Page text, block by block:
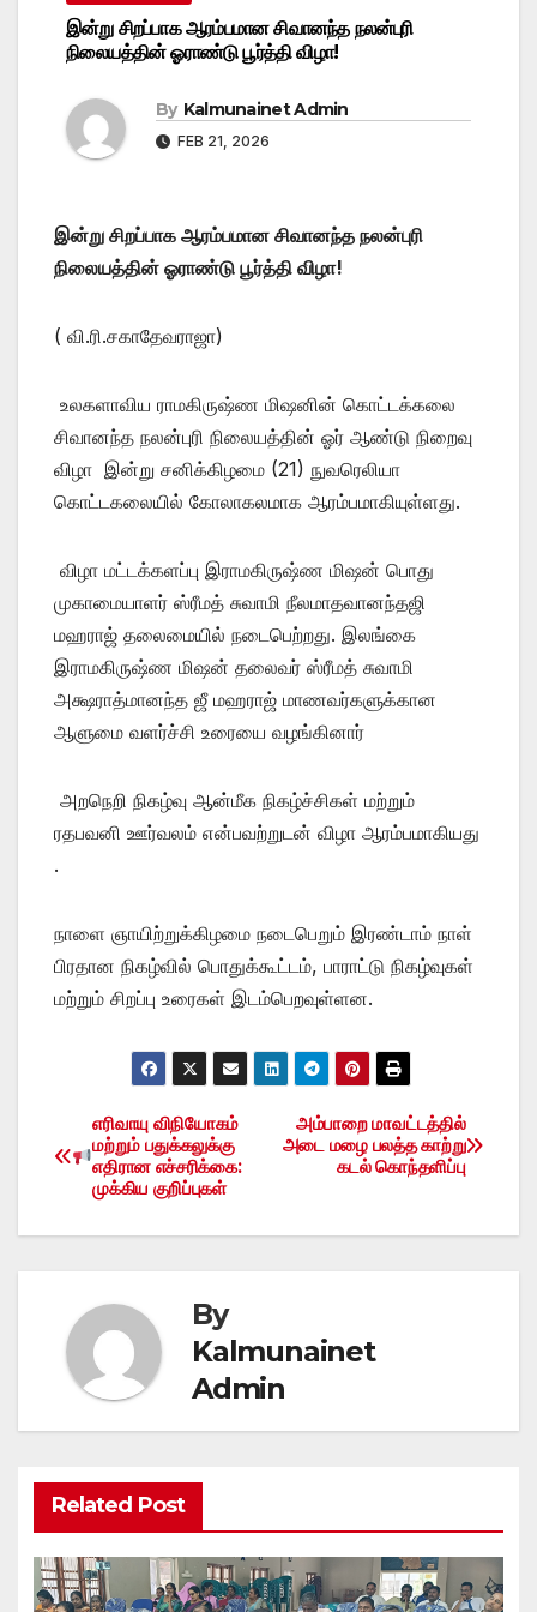
இன்று சிறப்பாக ஆரம்பமான சிவானந்த நலன்புரி
நிலையத்தின் ஓராண்டு பூர்த்தி விழா!
By Kalmunainet Admin
FEB 21, 2026
இன்று சிறப்பாக ஆரம்பமான சிவானந்த நலன்புரி
நிலையத்தின் ஓராண்டு பூர்த்தி விழா!
( வி.ரி.சகாதேவராஜா)
உலகளாவிய ராமகிருஷ்ண மிஷனின் கொட்டக்கலை
சிவானந்த நலன்புரி நிலையத்தின் ஓர் ஆண்டு நிறைவு
விழா இன்று சனிக்கிழமை (21) நுவரெலியா
கொட்டகலையில் கோலாகலமாக ஆரம்பமாகியுள்ளது.
விழா மட்டக்களப்பு இராமகிருஷ்ண மிஷன் பொது
முகாமையாளர் ஸ்ரீமத் சுவாமி நீலமாதவானந்தஜி
மஹராஜ் தலைமையில் நடைபெற்றது. இலங்கை
இராமகிருஷ்ண மிஷன் தலைவர் ஸ்ரீமத் சுவாமி
அக்ஷராத்மானந்த ஜீ மஹராஜ் மாணவர்களுக்கான
ஆளுமை வளர்ச்சி உரையை வழங்கினார்
அறநெறி நிகழ்வு ஆன்மீக நிகழ்ச்சிகள் மற்றும்
ரதபவனி ஊர்வலம் என்பவற்றுடன் விழா ஆரம்பமாகியது
.
நாளை ஞாயிற்றுக்கிழமை நடைபெறும் இரண்டாம் நாள்
பிரதான நிகழ்வில் பொதுக்கூட்டம், பாராட்டு நிகழ்வுகள்
மற்றும் சிறப்பு உரைகள் இடம்பெறவுள்ளன.
Post
navigation
அம்பாறை மாவட்டத்தில்
அடை மழை பலத்த காற்று
கடல் கொந்தளிப்பு
எரிவாயு விநியோகம்
மற்றும் பதுக்கலுக்கு
எதிரான எச்சரிக்கை:
முக்கிய குறிப்புகள்
By
Kalmunainet
Admin
Related Post